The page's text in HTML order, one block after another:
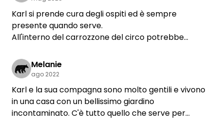
Karl si prende cura degli ospiti ed è sempre
presente quando serve.
All'interno del carrozzone del circo potrebbe
mezzo alla natura, però, qualche ragno fa
semplicemente parte del gioco :-)
Il laghetto con le ninfee, la terrazza e l'area
barbecue sono meravigliosi.
Qualche cuscino per le sedie e qualche dettaglio
curato renderebbero il tutto ancora più
Melanie
ago 2022
Karl e la sua compagna sono molto gentili e vivono
in una casa con un bellissimo giardino
incontaminato. C'è tutto quello che serve per